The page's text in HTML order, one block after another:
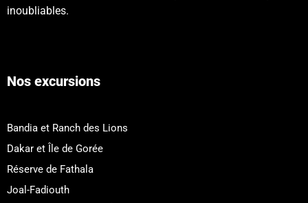
inoubliables.
Nos excursions
Bandia et Ranch des Lions
Dakar et Île de Gorée
Réserve de Fathala
Joal-Fadiouth